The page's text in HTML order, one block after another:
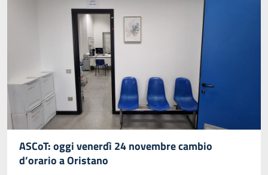
ASCoT: oggi venerdì 24 novembre cambio
d’orario a Oristano